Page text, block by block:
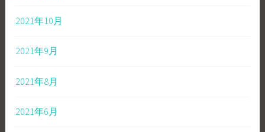
2021年10月
2021年9月
2021年8月
2021年6月